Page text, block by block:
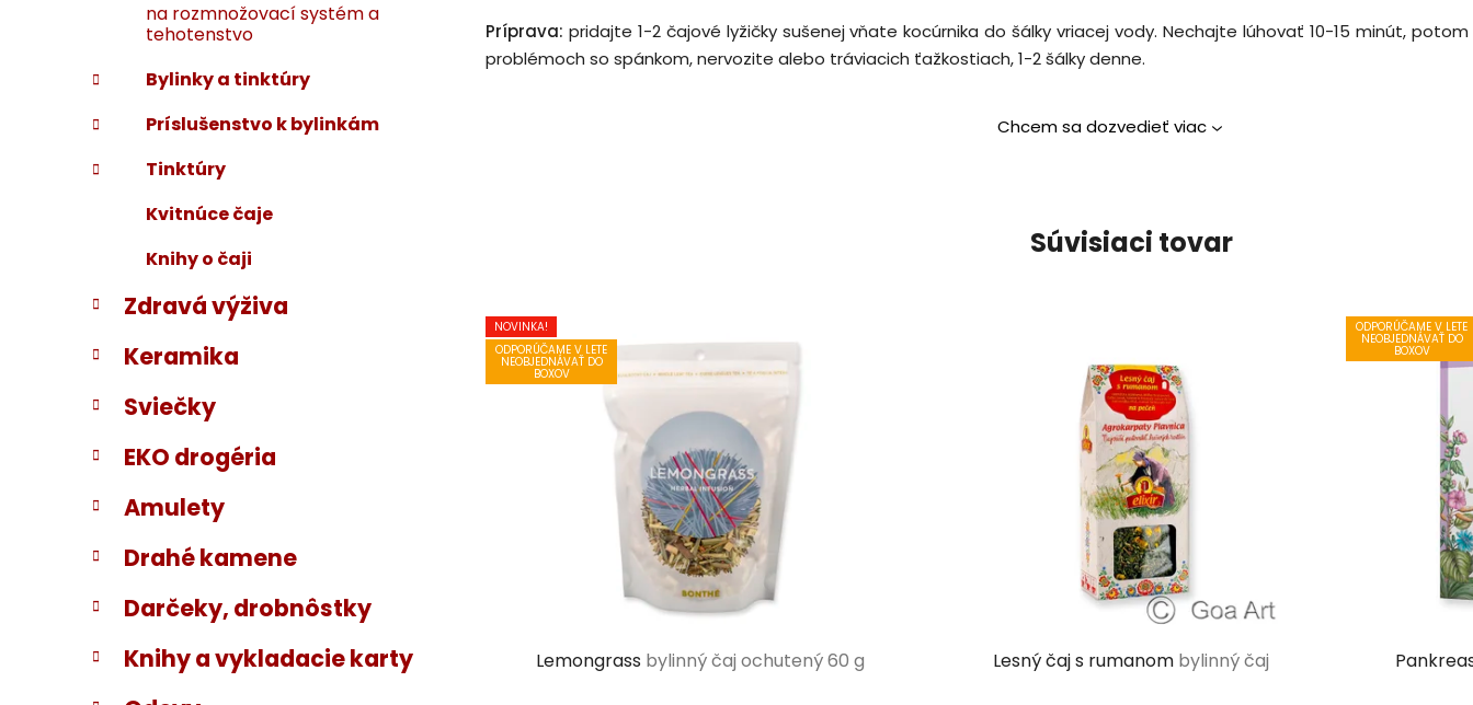
na rozmnožovací systém a
tehotenstvo
Bylinky a tinktúry
Príslušenstvo k bylinkám
Tinktúry
Kvitnúce čaje
Knihy o čaji
Zdravá výživa
Keramika
Sviečky
EKO drogéria
Amulety
Drahé kamene
Darčeky, drobnôstky
Knihy a vykladacie karty
Príprava: pridajte 1-2 čajové lyžičky sušenej vňate kocúrnika do šálky vriacej vody. Nechajte lúhovať 10-15 minút,
problémoch so spánkom, nervozite alebo tráviacich ťažkostiach, 1-2 šálky denne.
Chcem sa dozvedieť viac
Súvisiaci tovar
NOVINKA!
ODPORÚČAME V LETE
NEOBJEDNÁVAŤ DO
BOXOV
Lemongrass bylinný čaj ochutený 60 g Lesný čaj s rumanom bylinný čaj
ODPORÚČAME V LETE
NEOBJEDNÁVAŤ DO
BOXOV